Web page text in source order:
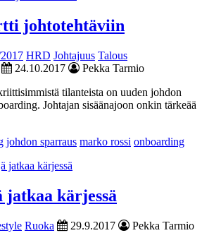
johtotehtäviin
HRD Johtajuus Talous
24.10.2017
Pekka Tarmio
tilanteista on uuden johdon
Johtajan sisäänajoon onkin tärkeää
johdon sparraus marko rossi onboarding
kärjessä
Ruoka 29.9.2017
Pekka Tarmio